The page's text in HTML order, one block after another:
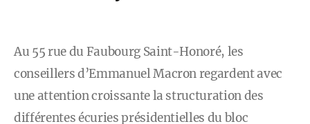
Au 55 rue du Faubourg Saint-Honoré, les
conseillers d’Emmanuel Macron regardent avec
une attention croissante la structuration des
différentes écuries présidentielles du bloc